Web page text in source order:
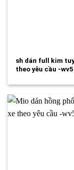
sh dán full kim
theo yêu cầu -